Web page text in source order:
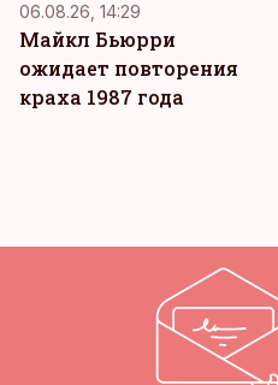
06.08.26, 14:29
Майкл Бьюрри
ожидает повторения
краха 1987 года